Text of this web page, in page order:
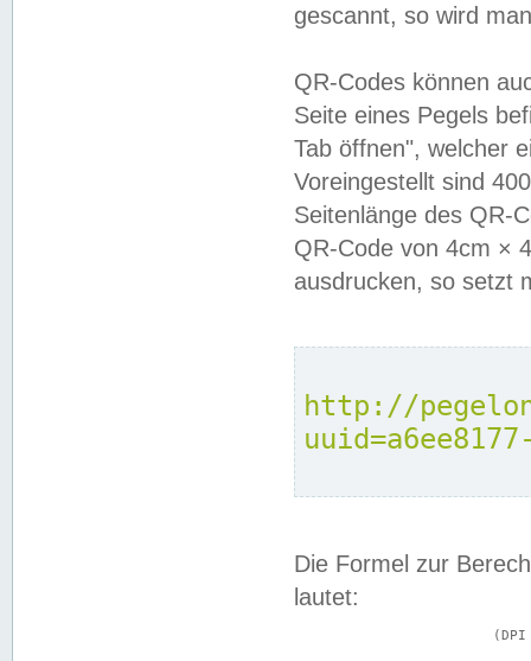
gescannt, so wird
QR-Codes können
Seite eines Pegels
Tab öffnen", welcher
Voreingestellt sind
Seitenlänge des QR-
QR-Code von 4cm ×
ausdrucken, so setzt
http://
Die Formel zur
lautet: